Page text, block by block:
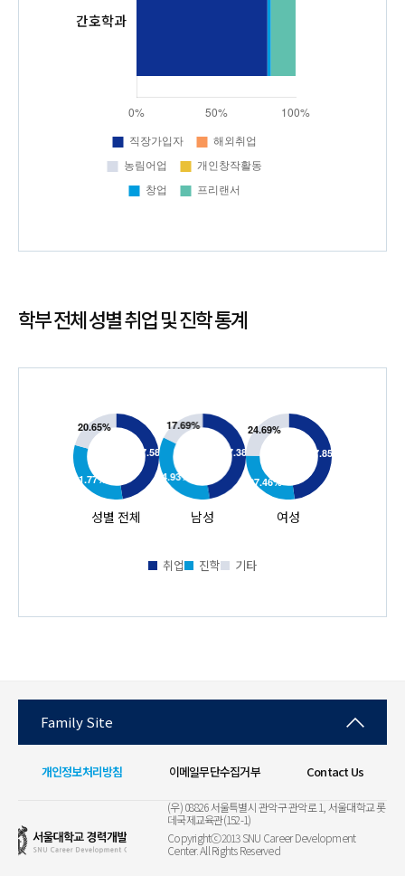
학부 전체 성별 취업 및 진학 통계
성별 전체 남성 여성
취업 진학 기타
개인정보처리방침 이메일무단수집거부 Contact Us
Family Site
(우) 08826 서울특별시 관악구 관악로 1, 서울대학교 롯
데국제교육관(152-1)
Copyrightⓒ2013 SNU Career Development
Center. All Rights Reserved